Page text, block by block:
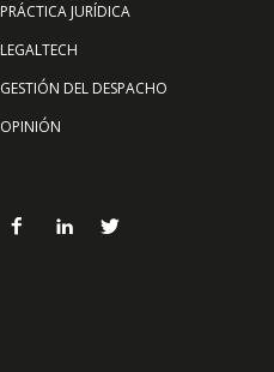
PRÁCTICA JURÍDICA
LEGALTECH
GESTIÓN DEL DESPACHO
OPINIÓN